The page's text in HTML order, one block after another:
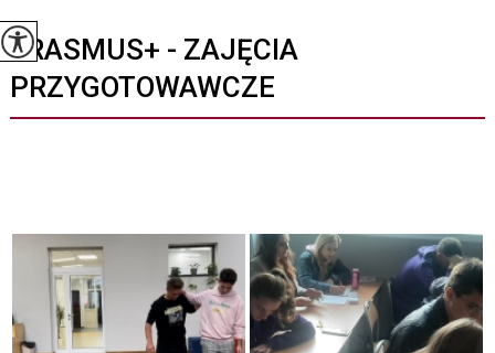
ERASMUS+ - ZAJĘCIA
PRZYGOTOWAWCZE